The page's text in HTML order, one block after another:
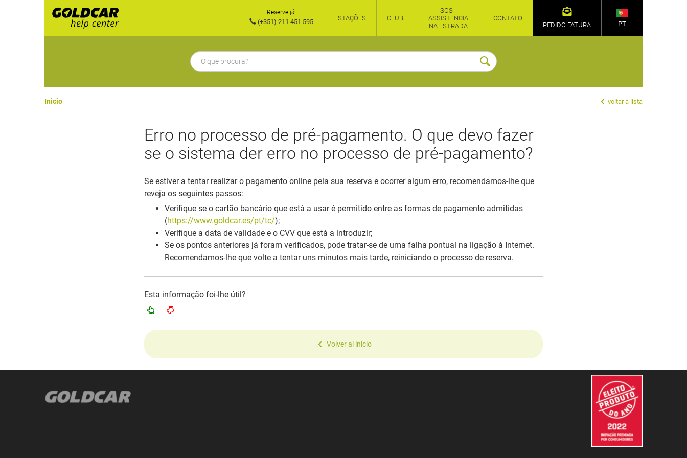
Reserve já:
(+351) 211 451 595 ESTAÇÕES CLUB
SOS -
ASSISTENCIA
NA ESTRADA
CONTATO
PEDIDO FATURA
PT
Inicio voltar à lista
Erro no processo de pré-pagamento. O que devo fazer
se o sistema der erro no processo de pré-pagamento?
Se estiver a tentar realizar o pagamento online pela sua reserva e ocorrer algum erro, recomendamos-lhe que
reveja os seguintes passos:
Verifique se o cartão bancário que está a usar é permitido entre as formas de pagamento admitidas
(https://www.goldcar.es/pt/tc/);
Verifique a data de validade e o CVV que está a introduzir;
Se os pontos anteriores já foram verificados, pode tratar-se de uma falha pontual na ligação à Internet.
Recomendamos-lhe que volte a tentar uns minutos mais tarde, reiniciando o processo de reserva.
Esta informação foi-lhe útil?
Volver al inicio